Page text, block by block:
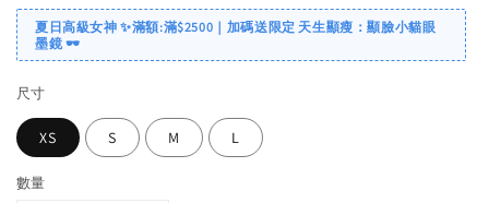
夏日高級女神 ✨滿額:滿$2500｜加碼送限定 天生顯瘦：顯臉小貓眼
墨鏡 🕶️
尺寸
XS S M L
數量